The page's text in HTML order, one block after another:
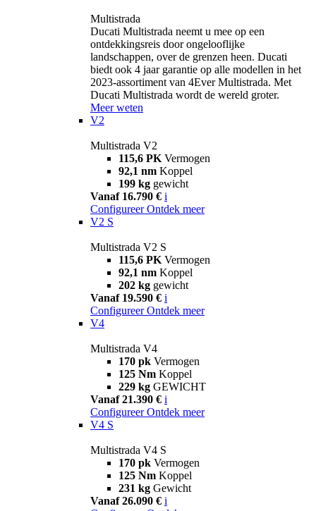
Multistrada
Ducati Multistrada neemt u mee op een
ontdekkingsreis door ongelooflijke
landschappen, over de grenzen heen. Ducati
biedt ook 4 jaar garantie op alle modellen in het
2023-assortiment van 4Ever Multistrada. Met
Ducati Multistrada wordt de wereld groter.
Meer weten
V2
Multistrada V2
115,6 PK Vermogen
92,1 nm Koppel
199 kg gewicht
Vanaf 16.790 € i
Configureer Ontdek meer
V2 S
Multistrada V2 S
115,6 PK Vermogen
92,1 nm Koppel
202 kg gewicht
Vanaf 19.590 € i
Configureer Ontdek meer
V4
Multistrada V4
170 pk Vermogen
125 Nm Koppel
229 kg GEWICHT
Vanaf 21.390 € i
Configureer Ontdek meer
V4 S
Multistrada V4 S
170 pk Vermogen
125 Nm Koppel
231 kg Gewicht
Vanaf 26.090 € i